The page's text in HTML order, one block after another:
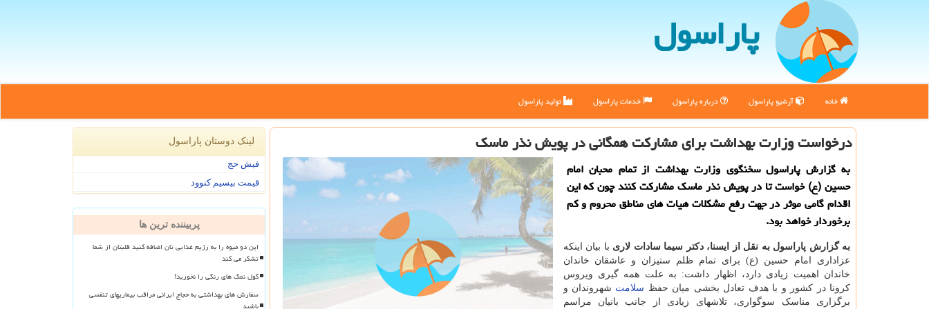
پاراسول
خانه آرشیو پاراسول درباره پاراسول خدمات پاراسول تولید پاراسول
درخواست وزارت بهداشت برای مشاركت همگانی در پویش نذر ماسك
به گزارش پاراسول سخنگوی وزارت بهداشت از تمام محبان امام
حسین (ع) خواست تا در پویش نذر ماسك مشاركت كنند چون كه این
اقدام گامی موثر در جهت رفع مشكلات هیات های مناطق محروم و كم
برخوردار خواهد بود.
به گزارش پاراسول به نقل از ایسنا، دکتر سیما سادات لاری با بیان اینکه
عزاداری امام حسین (ع) برای تمام ظلم ستیزان و عاشقان خاندان
خاندان اهمیت زیادی دارد، اظهار داشت: به علت همه گیری ویروس
کرونا در کشور و با هدف تعادل بخشی میان حفظ سلامت شهروندان و
برگزاری مناسک سوگواری، تلاشهای زیادی از جانب بانیان مراسم
لینک دوستان پاراسول
فیش حج
قیمت بیسیم کنوود
پربیننده ترین ها
این دو میوه را به رژیم غذایی تان اضافه کنید قلبتان از شما
تشکر می کند
گول نمک های رنگی را نخورید!
سفارش های بهداشتی به حجاج ایرانی مراقب بیماریهای تنفسی
باشید